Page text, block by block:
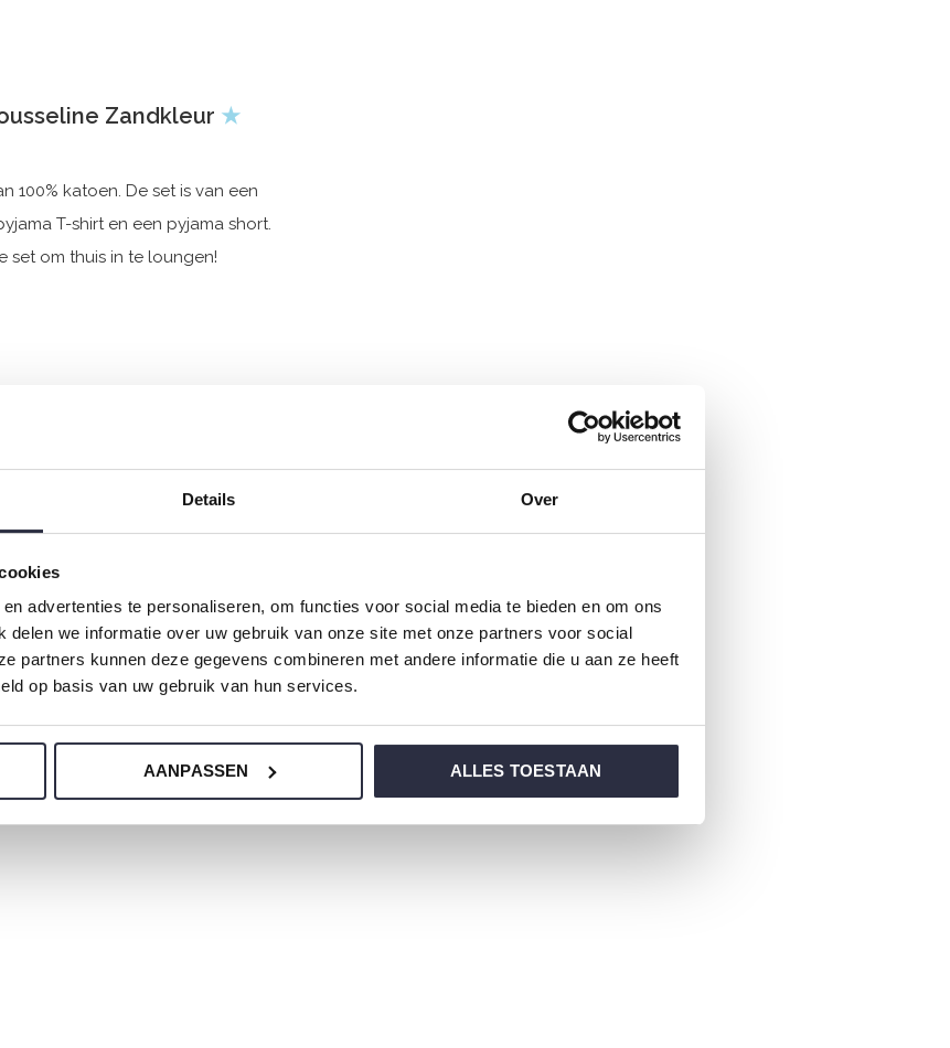
Details Over
advertenties te personaliseren, om functies voor social media te bieden en om ons
delen we informatie over uw gebruik van onze site met onze partners voor social
partners kunnen deze gegevens combineren met andere informatie die u aan ze heeft
op basis van uw gebruik van hun services.
AANPASSEN ALLES TOESTAAN
Zandkleur ★
100% katoen. De set is van een
T-shirt en een pyjama short.
set om thuis in te loungen!
zachte stoffen en heeft een